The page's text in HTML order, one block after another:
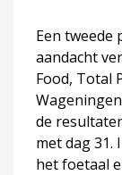
Een tweede
aandacht
Food, Total
de
met dag 31.
het foetaal